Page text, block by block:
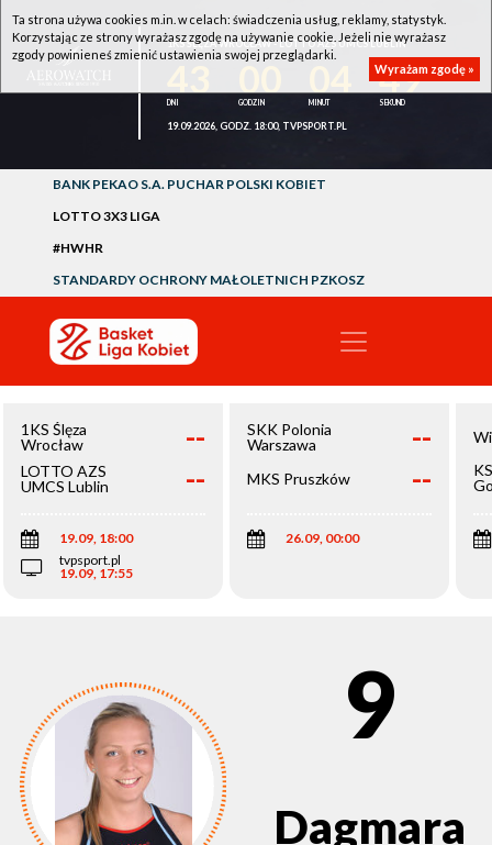
1KS ŚLĘZA WROCŁAW - LOTTO AZS UMCS LUBLIN
49
19.09.2026, GODZ. 18:00, TVPSPORT.PL
BANK PEKAO S.A. PUCHAR POLSKI KOBIET
LOTTO 3X3 LIGA
#HWHR
STANDARDY OCHRONY MAŁOLETNICH PZKOSZ
1KS Ślęza
Wrocław
--
LOTTO AZS
UMCS Lublin
--
19.09, 18:00
tvpsport.pl
19.09, 17:55
SKK Polonia
Warszawa
--
MKS Pruszków --
26.09, 00:00
9
Dagmara
Ta strona używa cookies m.in. w celach: świadczenia usług, reklamy, statystyk.
Korzystając ze strony wyrażasz zgodę na używanie cookie. Jeżeli nie wyrażasz
zgody powinieneś zmienić ustawienia swojej przeglądarki.
Wyrażam zgodę »